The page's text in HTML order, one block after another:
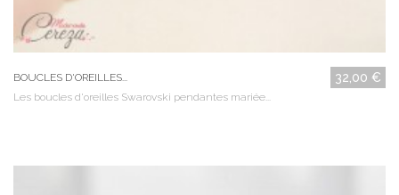
BOUCLES D'OREILLES... 32,00 €
Les boucles d'oreilles Swarovski pendantes mariée...